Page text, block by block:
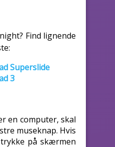
Find lignende
Superslide
3
en computer, skal
museknap. Hvis
på skærmen